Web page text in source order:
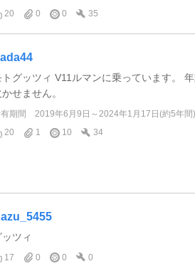
20
0 0 35
トグッツィ V11ルマンに乗っています。
せません。
期間
2019年6月9日～2024年1月17日(約5年間)
20
1 10 34
ツィ
17 0 0 0